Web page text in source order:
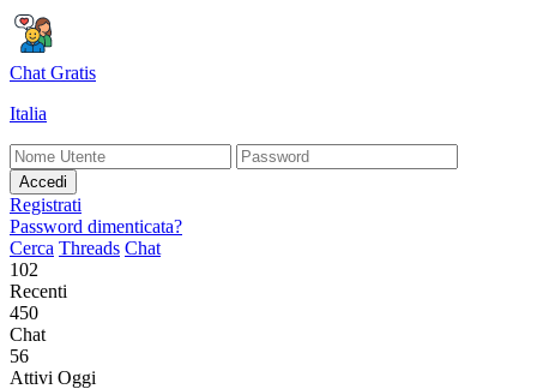
Chat Gratis
Italia
Accedi
Registrati
Password dimenticata?
Cerca Threads Chat
102
Recenti
450
Chat
56
Attivi Oggi